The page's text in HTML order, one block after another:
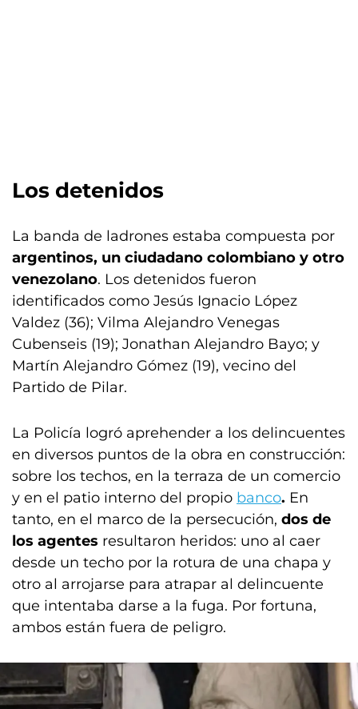
Los detenidos
La banda de ladrones estaba compuesta por
argentinos, un ciudadano colombiano y otro
venezolano. Los detenidos fueron
identificados como Jesús Ignacio López
Valdez (36); Vilma Alejandro Venegas
Cubenseis (19); Jonathan Alejandro Bayo; y
Martín Alejandro Gómez (19), vecino del
Partido de Pilar.
La Policía logró aprehender a los delincuentes
en diversos puntos de la obra en construcción:
sobre los techos, en la terraza de un comercio
y en el patio interno del propio banco. En
tanto, en el marco de la persecución, dos de
los agentes resultaron heridos: uno al caer
desde un techo por la rotura de una chapa y
otro al arrojarse para atrapar al delincuente
que intentaba darse a la fuga. Por fortuna,
ambos están fuera de peligro.